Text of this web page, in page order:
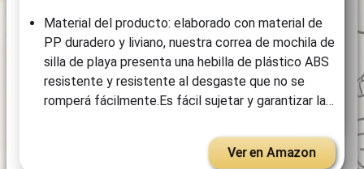
Material del producto: elaborado con material de
PP duradero y liviano, nuestra correa de mochila de
silla de playa presenta una hebilla de plástico ABS
resistente y resistente al desgaste que no se
romperá fácilmente.Es fácil sujetar y garantizar la…
Ver en Amazon